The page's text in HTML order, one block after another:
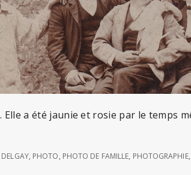
Elle a été jaunie et rosie par le temps
, PHOTO, PHOTO DE FAMILLE, PHOTOGRAPHIE,